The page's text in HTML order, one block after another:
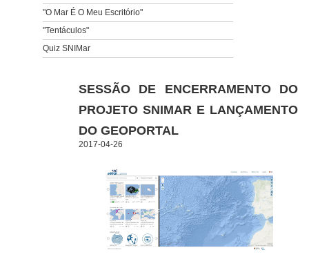
"O Mar É O Meu Escritório"
"Tentáculos"
Quiz SNIMar
SESSÃO DE ENCERRAMENTO DO
PROJETO SNIMAR E LANÇAMENTO
DO GEOPORTAL
2017-04-26